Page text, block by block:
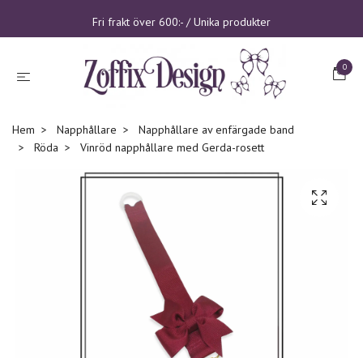
Fri frakt över 600:- / Unika produkter
0
Hem Napphållare
Napphållare av enfärgade band
Röda
Vinröd napphållare med Gerda-rosett